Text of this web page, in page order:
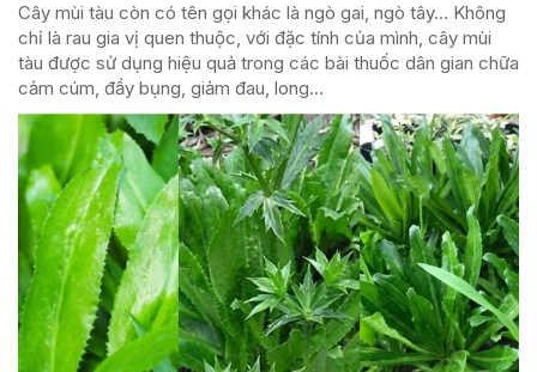
Cây mùi tàu còn có tên gọi khác là ngò gai, ngò tây… Không
chỉ là rau gia vị quen thuộc, với đặc tính của mình, cây mùi
tàu được sử dụng hiệu quả trong các bài thuốc dân gian chữa
cảm cúm, đầy bụng, giảm đau, long...